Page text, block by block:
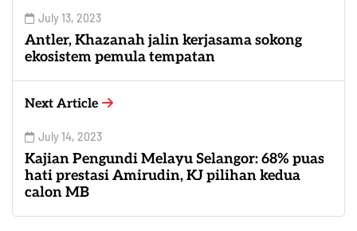
July 13, 2023
Antler, Khazanah jalin kerjasama sokong
ekosistem pemula tempatan
Next Article
July 14, 2023
Kajian Pengundi Melayu Selangor: 68% puas
hati prestasi Amirudin, KJ pilihan kedua
calon MB